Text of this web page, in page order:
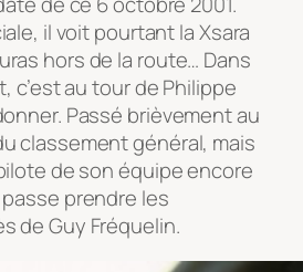
il voit pourtant la Xsara
hors de la route… Dans
c’est au tour de Philippe
Passé brièvement au
classement général, mais
de son équipe encore
prendre les
de Guy Fréquelin.